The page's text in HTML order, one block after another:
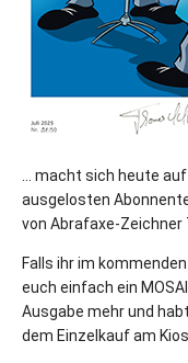
… macht sich heute
ausgelosten
von Abrafaxe-Zeichner
Falls ihr im
euch einfach ein
Ausgabe mehr und
dem Einzelkauf am